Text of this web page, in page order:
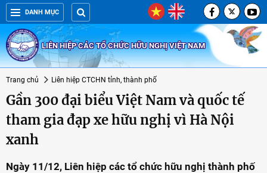
DANH MỤC
LIÊN HIỆP CÁC TỔ CHỨC HỮU NGHỊ VIỆT NAM
Trang chủ Liên hiệp CTCHN tỉnh, thành phố
Gần 300 đại biểu Việt Nam và quốc tế
tham gia đạp xe hữu nghị vì Hà Nội
xanh
Ngày 11/12, Liên hiệp các tổ chức hữu nghị thành phố